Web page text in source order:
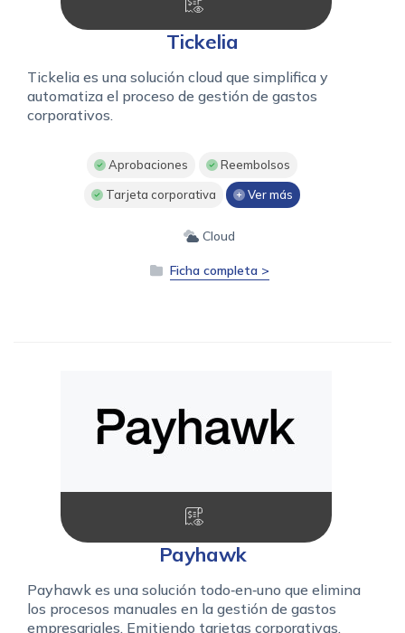
Tickelia
Tickelia es una solución cloud que simplifica y
automatiza el proceso de gestión de gastos
corporativos.
Aprobaciones Reembolsos
Tarjeta corporativa Ver más
Cloud
Ficha completa >
Payhawk
Payhawk es una solución todo‑en‑uno que elimina
los procesos manuales en la gestión de gastos
empresariales. Emitiendo tarjetas corporativas,